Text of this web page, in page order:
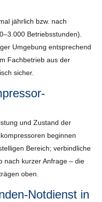
jährlich bzw. nach
Betriebsstunden).
Umgebung entsprechend
Fachbetrieb aus der
sicher.
und Zustand der
beginnen
Bereich; verbindliche
nach kurzer Anfrage – die
oben.
Notdienst in